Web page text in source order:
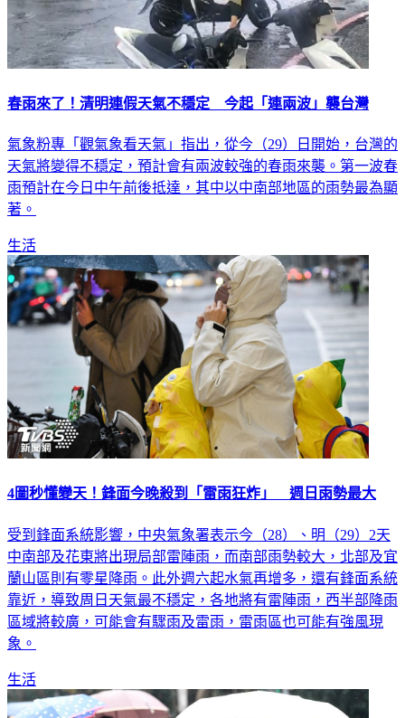
春雨來了！清明連假天氣不穩定 今起「連兩波」襲台灣
氣象粉專「觀氣象看天氣」指出，從今（29）日開始，台灣的
天氣將變得不穩定，預計會有兩波較強的春雨來襲。第一波春
雨預計在今日中午前後抵達，其中以中南部地區的雨勢最為顯
著。
生活
4圖秒懂變天！鋒面今晚殺到「雷雨狂炸」 週日雨勢最大
受到鋒面系統影響，中央氣象署表示今（28）、明（29）2天
中南部及花東將出現局部雷陣雨，而南部雨勢較大，北部及宜
蘭山區則有零星降雨。此外週六起水氣再增多，還有鋒面系統
靠近，導致周日天氣最不穩定，各地將有雷陣雨，西半部降雨
區域將較廣，可能會有驟雨及雷雨，雷雨區也可能有強風現
象。
生活